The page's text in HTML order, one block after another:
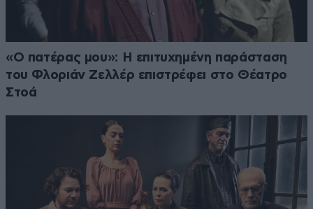
«Ο πατέρας μου»: Η επιτυχημένη παράσταση
του Φλοριάν Ζελλέρ επιστρέφει στο Θέατρο
Στοά